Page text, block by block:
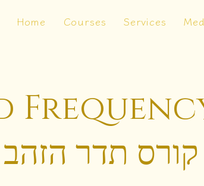
Home Courses Services
קורס תדר הזהב